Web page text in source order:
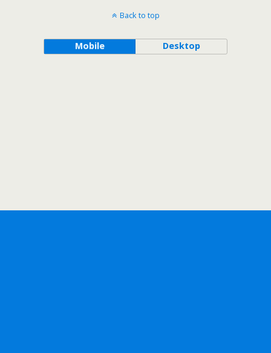
Back to top
Mobile Desktop